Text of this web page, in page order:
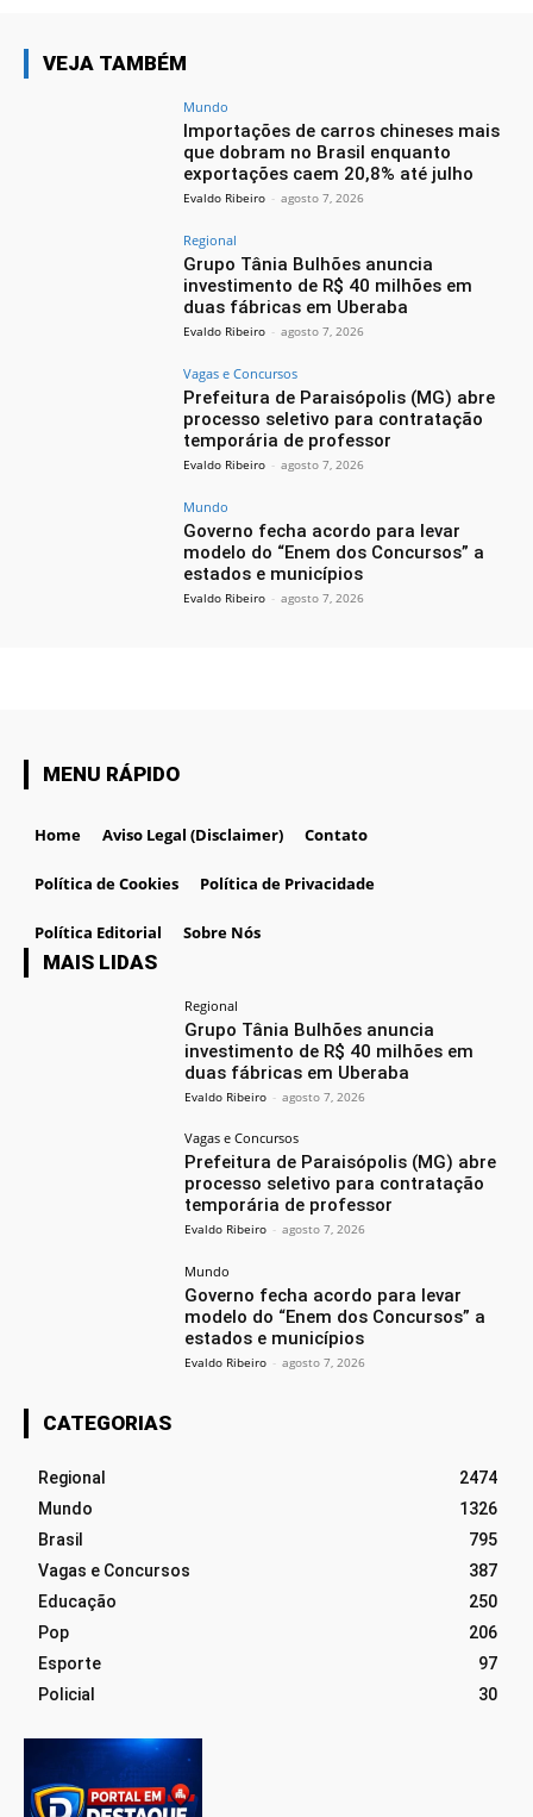
VEJA TAMBÉM
Mundo
Importações de carros chineses mais
que dobram no Brasil enquanto
exportações caem 20,8% até julho
Evaldo Ribeiro - agosto 7, 2026
Regional
Grupo Tânia Bulhões anuncia
investimento de R$ 40 milhões em
duas fábricas em Uberaba
Evaldo Ribeiro - agosto 7, 2026
Vagas e Concursos
Prefeitura de Paraisópolis (MG) abre
processo seletivo para contratação
temporária de professor
Evaldo Ribeiro - agosto 7, 2026
Mundo
Governo fecha acordo para levar
modelo do “Enem dos Concursos” a
estados e municípios
Evaldo Ribeiro - agosto 7, 2026
MENU RÁPIDO
Home Aviso Legal (Disclaimer) Contato
Política de Cookies Política de Privacidade
Política Editorial Sobre Nós
MAIS LIDAS
Regional
Grupo Tânia Bulhões anuncia
investimento de R$ 40 milhões em
duas fábricas em Uberaba
Evaldo Ribeiro - agosto 7, 2026
Vagas e Concursos
Prefeitura de Paraisópolis (MG) abre
processo seletivo para contratação
temporária de professor
Evaldo Ribeiro - agosto 7, 2026
Mundo
Governo fecha acordo para levar
modelo do “Enem dos Concursos” a
estados e municípios
Evaldo Ribeiro - agosto 7, 2026
CATEGORIAS
Regional
2474
Mundo
1326
Brasil
795
Vagas e Concursos
387
Educação
250
Pop
206
Esporte
97
Policial
30